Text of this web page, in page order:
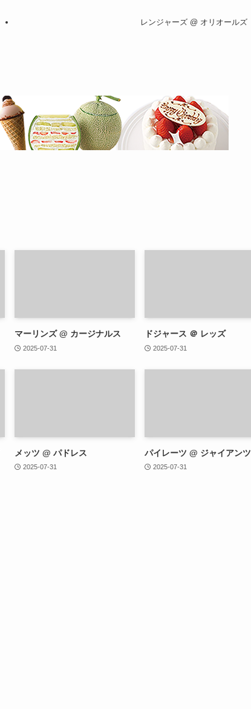
レンジャーズ @ オリオールズ
マーリンズ @ カージナルス
2025-07-31
ドジャース ＠ レッズ
2025-07-31
メッツ @ パドレス
2025-07-31
パイレーツ @ ジャイアンツ
2025-07-31